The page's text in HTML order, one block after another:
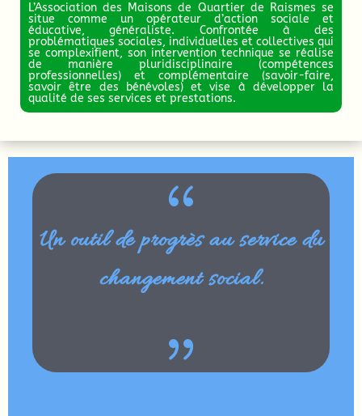
L’Association des Maisons de Quartier de Raismes se
situe comme un opérateur d’action sociale et
éducative, généraliste. Confrontée à des
problématiques sociales, individuelles et collectives qui
se complexifient, son intervention technique se réalise
de manière pluridisciplinaire (compétences
professionnelles) et complémentaire (savoir-faire,
savoir être des bénévoles) et vise à développer la
qualité de ses services et prestations.
{
Un outil de progrès au service du
changement social.
{